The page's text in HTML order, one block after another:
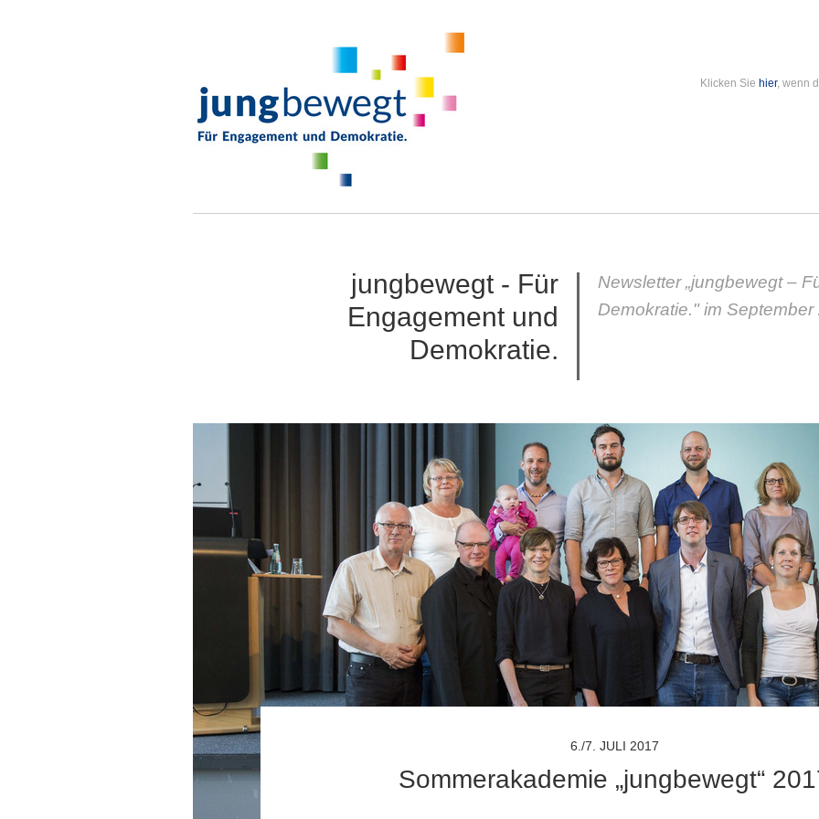
Klicken Sie hier, wenn
jungbewegt - Für
Engagement und
Demokratie.
Newsletter „jungbewegt –
Demokratie." im September
6./7. JULI 2017
Sommerakademie „jungbewegt“